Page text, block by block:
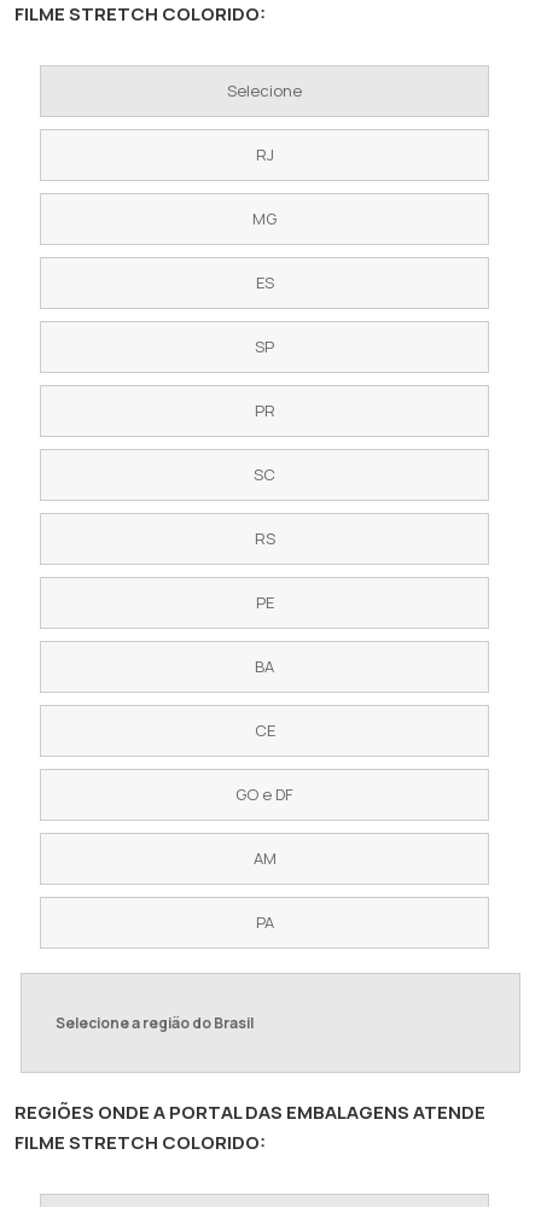
FILME STRETCH COLORIDO:
Selecione
RJ
MG
ES
SP
PR
SC
RS
PE
BA
CE
GO e DF
AM
PA
Selecione a região do Brasil
REGIÕES ONDE A PORTAL DAS EMBALAGENS ATENDE
FILME STRETCH COLORIDO: